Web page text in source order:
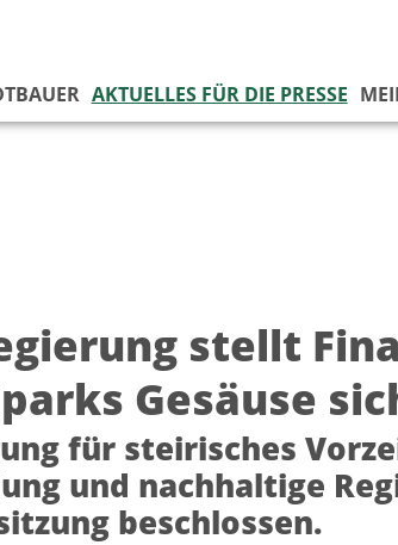
AKTUELLES FÜR DIE PRESSE
stellt
Gesäuse
für steirisches
und nachhaltige
beschlossen.